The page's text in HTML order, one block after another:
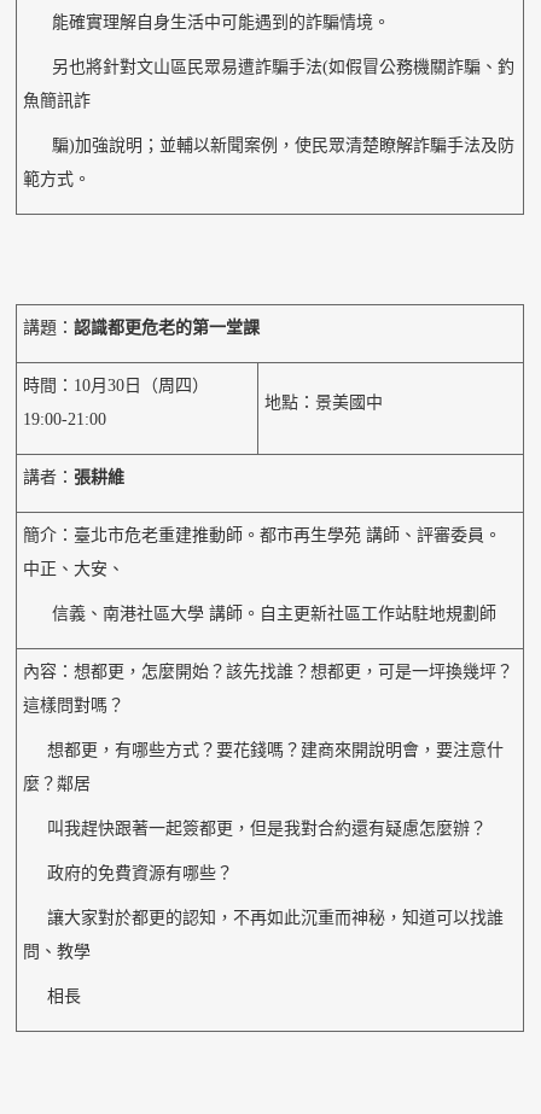
能確實理解自身生活中可能遇到的詐騙情境。
另也將針對文山區民眾易遭詐騙手法(如假冒公務機關詐騙、釣
魚簡訊詐
騙)加強說明；並輔以新聞案例，使民眾清楚瞭解詐騙手法及防
範方式。
講題：認識都更危老的第一堂課
時間：10月30日（周四）
19:00-21:00
地點：景美國中
講者： 張耕維
簡介：臺北市危老重建推動師。都市再生學苑 講師、評審委員。
中正、大安、
信義、南港社區大學 講師。自主更新社區工作站駐地規劃師
內容：想都更，怎麼開始？該先找誰？想都更，可是一坪換幾坪？
這樣問對嗎？
想都更，有哪些方式？要花錢嗎？建商來開說明會，要注意什
麼？鄰居
叫我趕快跟著一起簽都更，但是我對合約還有疑慮怎麼辦？
政府的免費資源有哪些？
讓大家對於都更的認知，不再如此沉重而神秘，知道可以找誰
問、教學
相長